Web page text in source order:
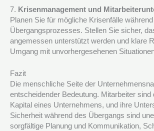
7. Krisenmanagement und
Planen Sie für mögliche Krisenfälle
Übergangsprozesses. Stellen Sie sicher,
angemessen unterstützt werden und klare
Umgang mit unvorhergesehenen
Fazit
Die menschliche Seite der
entscheidender Bedeutung. Mitarbeiter sind
Kapital eines Unternehmens, und ihre
Sicherheit während des Übergangs sind
sorgfältige Planung und Kommunikation,